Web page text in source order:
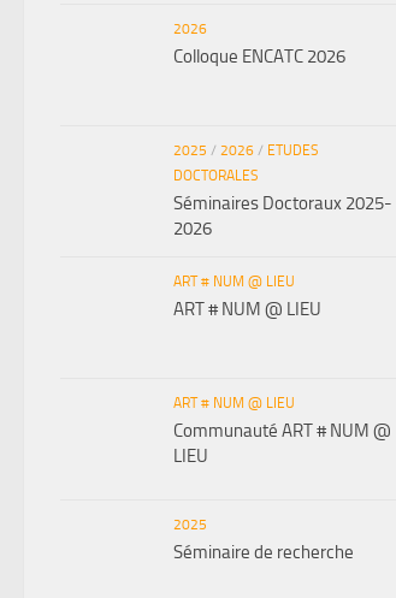
2026
Colloque ENCATC 2026
2025 / 2026 / ETUDES
DOCTORALES
Séminaires Doctoraux 2025-
2026
ART # NUM @ LIEU
ART # NUM @ LIEU
ART # NUM @ LIEU
Communauté ART # NUM @
LIEU
2025
Séminaire de recherche